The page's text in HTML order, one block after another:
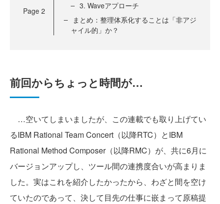
Page 2
3. Waveアプローチ
まとめ：整理体系化することは「非アジ
ャイル的」か？
前回からちょっと時間が…
…空いてしまいましたが、この連載でも取り上げてい
るIBM Rational Team Concert（以降RTC）とIBM
Rational Method Composer（以降RMC）が、共に6月に
バージョンアップし、ツール間の連携度合いが高まりま
した。実はこれを紹介したかったから、わざと間を空け
ていたのであって、決して目先の仕事に嵌まって原稿提